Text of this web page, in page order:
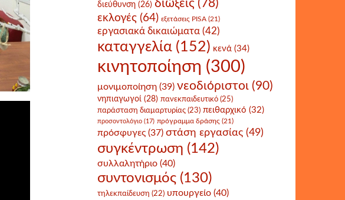
διεύθυνση (26) διώξεις (78)
εκλογές (64) εξετάσεις PISA (21)
εργασιακά δικαιώματα (42)
καταγγελία (152) κενά (34)
κινητοποίηση (300)
μονιμοποίηση (39) νεοδιόριστοι (90)
νηπιαγωγοί (28) πανεκπαιδευτικό (25)
παράσταση διαμαρτυρίας (23) πειθαρχικό (32)
προσοντολόγιο (17) πρόγραμμα δράσης (21)
πρόσφυγες (37) στάση εργασίας (49)
συγκέντρωση (142)
συλλαλητήριο (40)
συντονισμός (130)
τηλεκπαίδευση (22) υπουργείο (40)